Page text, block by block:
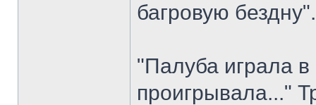
багровую
"Палуба играла в
проигрывала..."